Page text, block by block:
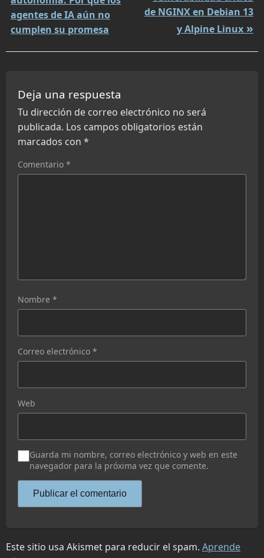
agentes de IA aún no
cumplen su promesa
de NGINX en Debian 13
y Alpine Linux
Deja una respuesta
Tu dirección de correo electrónico no será
publicada. Los campos obligatorios están
marcados con *
Comentario *
Nombre *
Correo electrónico *
Web
Guarda mi nombre, correo electrónico y web en este
navegador para la próxima vez que comente.
Este sitio usa Akismet para reducir el spam. Aprende